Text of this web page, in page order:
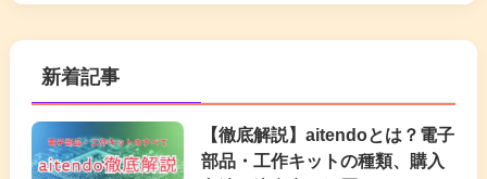
新着記事
【徹底解説】aitendoとは？電子
部品・工作キットの種類、購入